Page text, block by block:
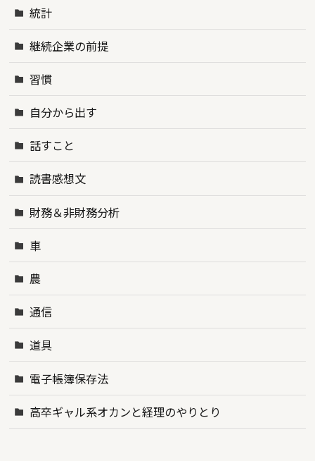
統計
継続企業の前提
習慣
自分から出す
話すこと
読書感想文
財務＆非財務分析
車
農
通信
道具
電子帳簿保存法
高卒ギャル系オカンと経理のやりとり